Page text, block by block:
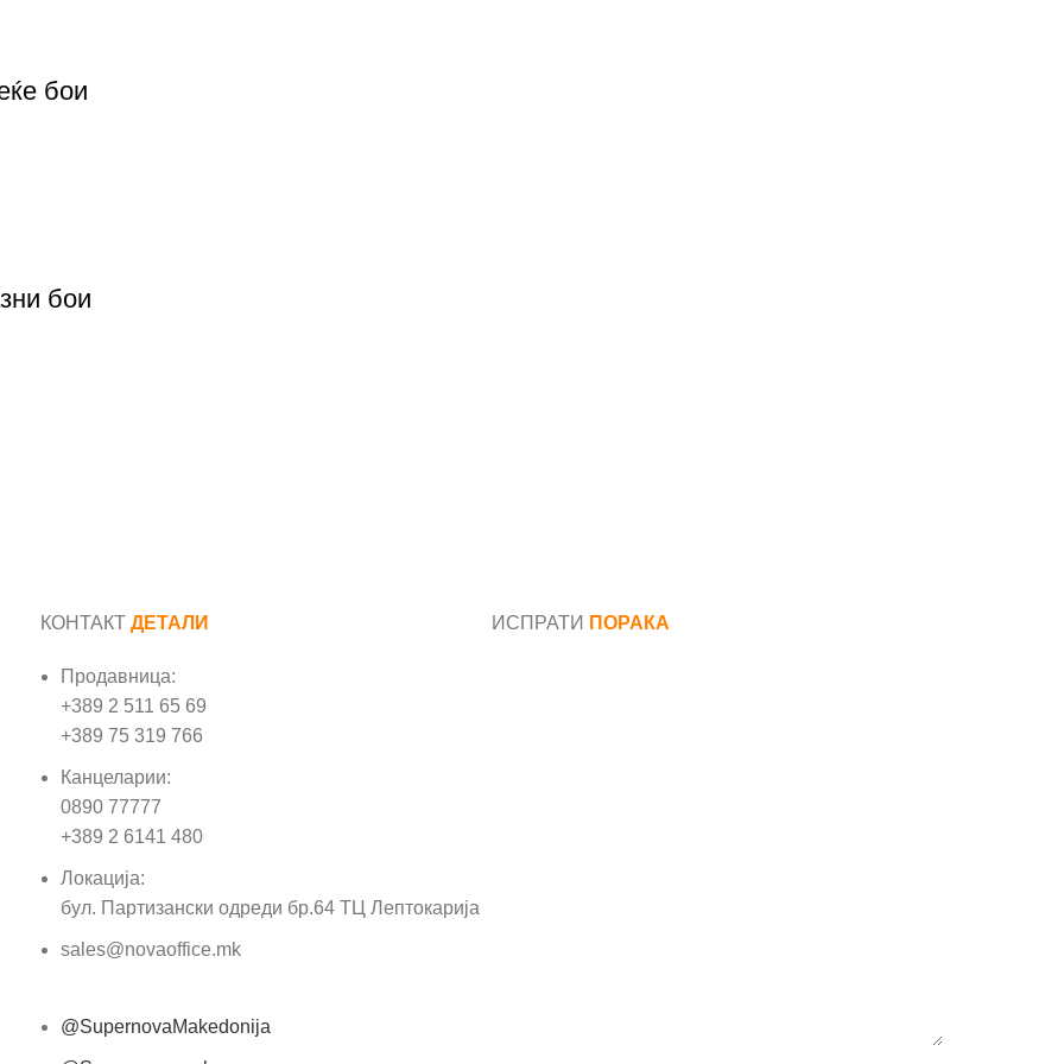
бои
бои
КОНТАКТ ДЕТАЛИ
Продавница:
+389 2 511 65 69
+389 75 319 766
Канцеларии:
0890 77777
+389 2 6141 480
Локација:
бул. Партизански одреди бр.64 ТЦ Лептокарија
sales@novaoffice.mk
@SupernovaMakedonija
ИСПРАТИ ПОРАКА